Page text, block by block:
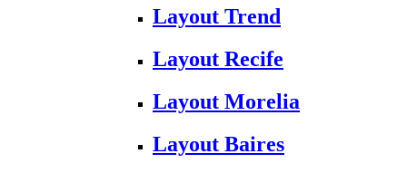
Layout Trend
Layout Recife
Layout Morelia
Layout Baires